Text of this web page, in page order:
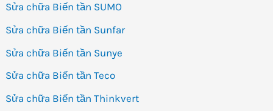
Sửa chữa Biến tần SUMO
Sửa chữa Biến tần Sunfar
Sửa chữa Biến tần Sunye
Sửa chữa Biến tần Teco
Sửa chữa Biến tần Thinkvert